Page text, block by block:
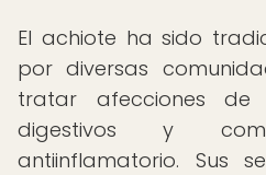
El achiote ha sido
por diversas
tratar afecciones de
digestivos y
antiinflamatorio. Sus